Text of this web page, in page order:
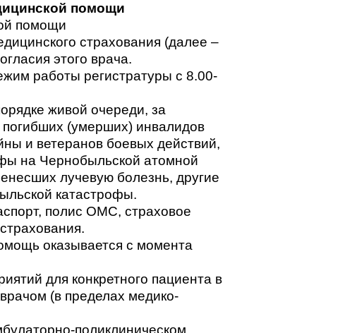
помощи
помощи
страхования (далее –
этого врача.
работы регистратуры с 8.00-
живой очереди, за
(умерших) инвалидов
и ветеранов боевых действий,
на Чернобыльской атомной
лучевую болезнь, другие
катастрофы.
полис ОМС, страховое
оказывается с момента
для конкретного пациента в
(в пределах медико-
поликлиническом